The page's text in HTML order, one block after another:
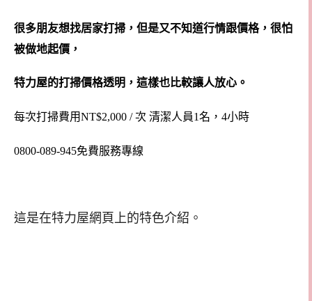
很多朋友想找居家打掃，但是又不知道行情跟價格，很怕
被做地起價，
特力屋的打掃價格透明，這樣也比較讓人放心。
每次打掃費用NT$2,000 / 次 清潔人員1名，4小時
0800-089-945免費服務專線
這是在特力屋網頁上的特色介紹。